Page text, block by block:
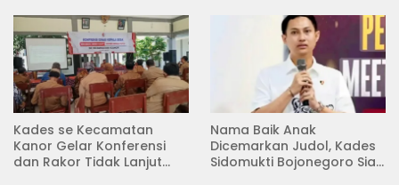
Kades se Kecamatan
Kanor Gelar Konferensi
dan Rakor Tidak Lanjut
Nama Baik Anak
Dicemarkan Judol, Kades
Sidomukti Bojonegoro Siap